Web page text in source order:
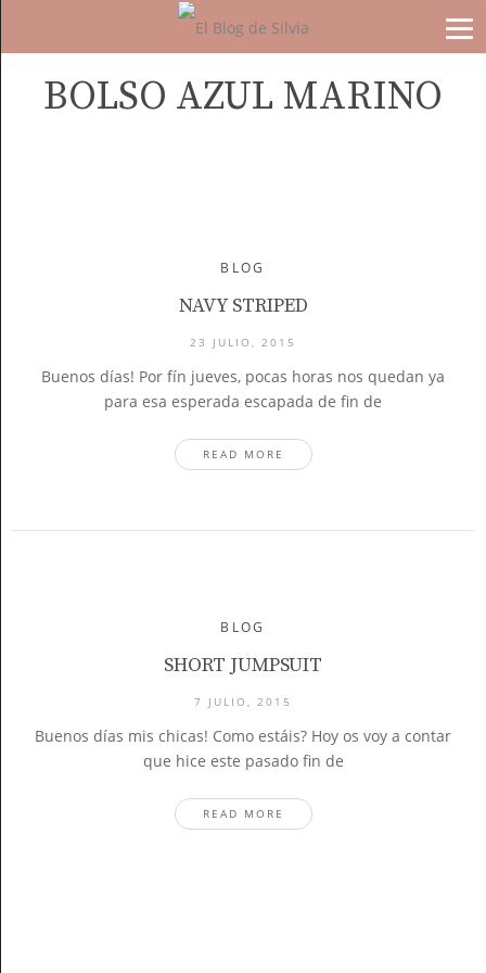
BOLSO AZUL MARINO
BLOG
NAVY STRIPED
23 JULIO, 2015
Buenos días! Por fín jueves, pocas horas nos quedan ya
para esa esperada escapada de fin de
READ MORE
BLOG
SHORT JUMPSUIT
7 JULIO, 2015
Buenos días mis chicas! Como estáis? Hoy os voy a contar
que hice este pasado fin de
READ MORE